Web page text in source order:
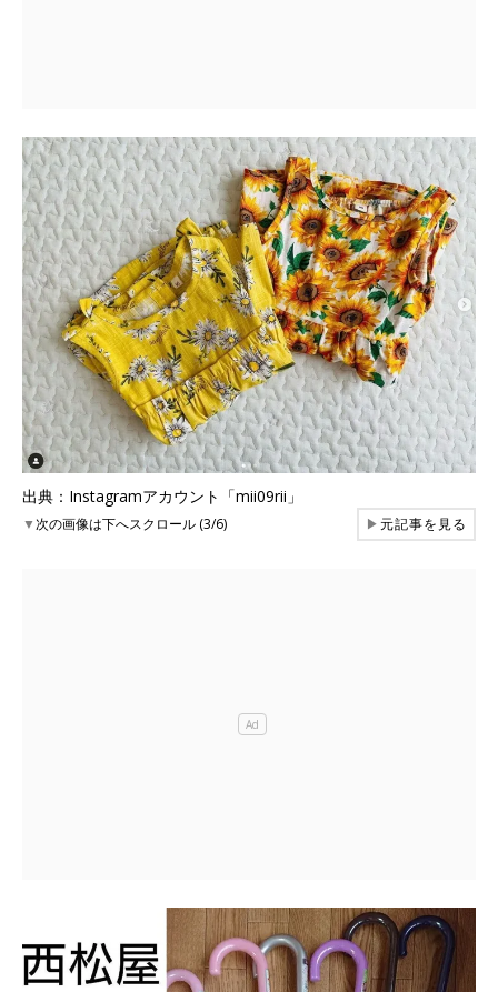
出典：Instagramアカウント「mii09rii」
▼次の画像は下へスクロール (3/6) ▶元記事を見る